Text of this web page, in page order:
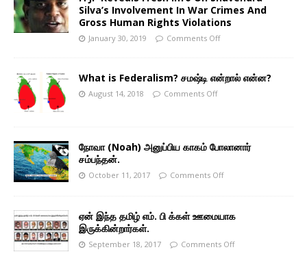
Silva’s Involvement In War Crimes And
Gross Human Rights Violations
January 30, 2019 Comments Off
What is Federalism? சமஷ்டி என்றால் என்ன?
August 14, 2018 Comments Off
நோவா (Noah) அனுப்பிய காகம் போலானார்
சம்பந்தன்.
October 11, 2017 Comments Off
ஏன் இந்த தமிழ் எம். பி க்கள் ஊமையாக
இருக்கின்றார்கள்.
September 18, 2017 Comments Off